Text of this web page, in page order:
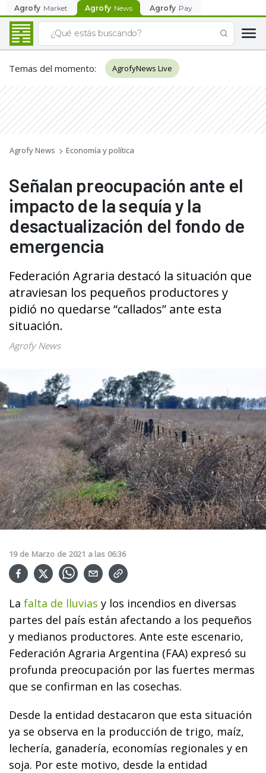
Agrofy Market Agrofy News Agrofy Pay
Temas del momento: AgrofyNews Live
Agrofy News Economía y política
Señalan preocupación ante el
impacto de la sequía y la
desactualización del fondo de
emergencia
Federación Agraria destacó la situación que
atraviesan los pequeños productores y
pidió no quedarse “callados” ante esta
situación.
Agrofy News
19 de Marzo de 2021 a las 06:36
La falta de lluvias y los incendios en diversas
partes del país están afectando a los pequeños
y medianos productores. Ante este escenario,
Federación Agraria Argentina (FAA) expresó su
profunda preocupación por las fuertes mermas
que se confirman en las cosechas.
Desde la entidad destacaron que esta situación
ya se observa en la producción de trigo, maíz,
lechería, ganadería, economías regionales y en
soja. Por este motivo, desde la entidad